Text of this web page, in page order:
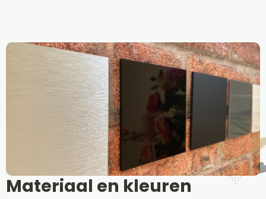
Materiaal en kleuren